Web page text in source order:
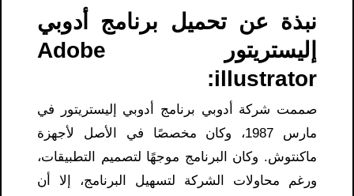
نبذة عن تحميل برنامج أدوبي
إليستريتور Adobe
illustrator:
صممت شركة أدوبي برنامج أدوبي إليستريتور في
مارس 1987، وكان مخصصًا في الأصل لأجهزة
ماكنتوش. وكان البرنامج موجهًا لتصميم التطبيقات،
ورغم محاولات الشركة لتسهيل البرنامج، إلا أن